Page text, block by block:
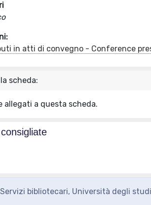
in atti di convegno - Conference
scheda:
allegati a questa scheda.
bibliotecari, Università degli studi